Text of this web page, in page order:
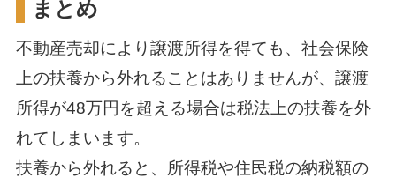
まとめ
不動産売却により譲渡所得を得ても、社会保険
上の扶養から外れることはありませんが、譲渡
所得が48万円を超える場合は税法上の扶養を外
れてしまいます。
扶養から外れると、所得税や住民税の納税額の